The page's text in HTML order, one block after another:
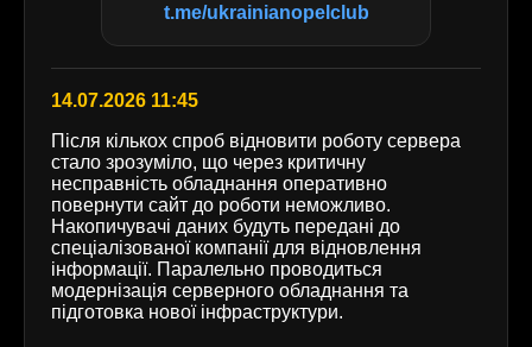
t.me/ukrainianopelclub
14.07.2026 11:45
Після кількох спроб відновити роботу сервера
стало зрозуміло, що через критичну
несправність обладнання оперативно
повернути сайт до роботи неможливо.
Накопичувачі даних будуть передані до
спеціалізованої компанії для відновлення
інформації. Паралельно проводиться
модернізація серверного обладнання та
підготовка нової інфраструктури.